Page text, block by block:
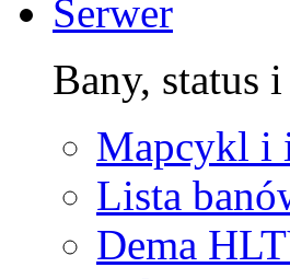
Serwer
Bany, status
Mapcykl i
Lista
Dema